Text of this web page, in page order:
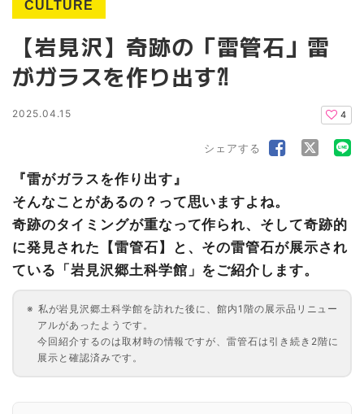
CULTURE
【岩見沢】奇跡の「雷管石」雷
がガラスを作り出す⁈
2025.04.15 4
シェアする
『雷がガラスを作り出す』
そんなことがあるの？って思いますよね。
奇跡のタイミングが重なって作られ、そして奇跡的
に発見された【雷管石】と、その雷管石が展示され
ている「岩見沢郷土科学館」をご紹介します。
私が岩見沢郷土科学館を訪れた後に、館内1階の展示品リニュー
アルがあったようです。
今回紹介するのは取材時の情報ですが、雷管石は引き続き2階に
展示と確認済みです。